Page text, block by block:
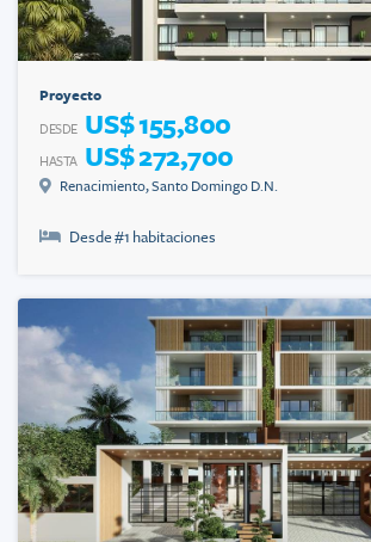
Proyecto
DESDE US$ 155,800
HASTA US$ 272,700
Renacimiento,Santo Domingo D.N.
Desde #1 habitaciones